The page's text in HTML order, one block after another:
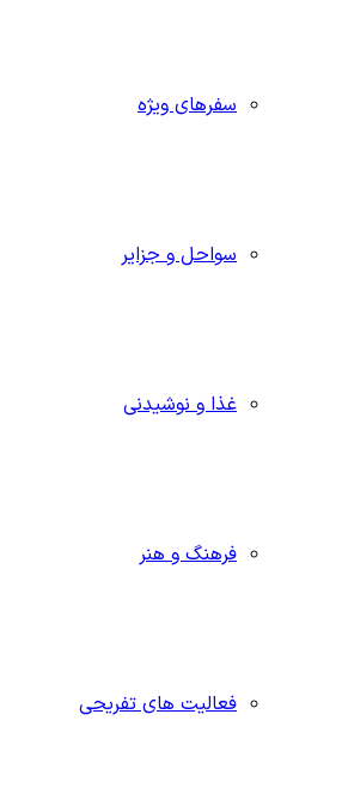
سفرهای ویژه
سواحل و جزایر
غذا و نوشیدنی
فرهنگ و هنر
فعالیت های تفریحی